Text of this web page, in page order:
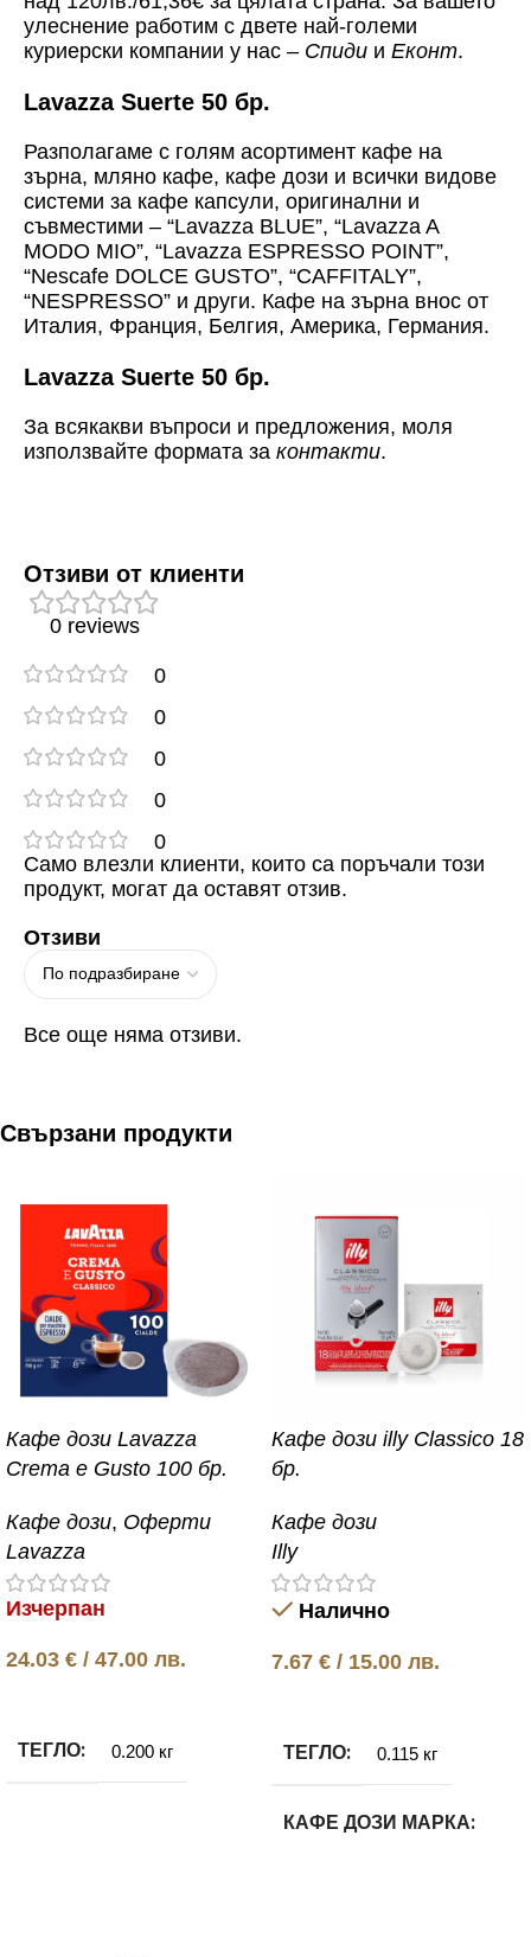
улеснение работим с двете най-големи
куриерски компании у нас – Спиди и Еконт.
Lavazza Suerte 50 бр.
Разполагаме с голям асортимент кафе на
зърна, мляно кафе, кафе дози и всички видове
системи за кафе капсули, оригинални и
съвместими – “Lavazza BLUE”, “Lavazza A
MODO MIO”, “Lavazza ESPRESSO POINT”,
“Nescafe DOLCE GUSTO”, “CAFFITALY”,
“NESPRESSO” и други. Кафе на зърна внос от
Италия, Франция, Белгия, Америка, Германия.
Lavazza Suerte 50 бр.
За всякакви въпроси и предложения, моля
използвайте формата за контакти.
Отзиви от клиенти
0 reviews
0
0
0
0
0
Отзиви
Все още няма отзиви.
Само влезли клиенти, които са поръчали този
продукт, могат да оставят отзив.
Свързани продукти
Кафе дози Lavazza
Crema e Gusto 100 бр.
Кафе дози, Оферти
Lavazza
Изчерпан
24.03 € / 47.00 лв.
ТЕГЛО 0.200 кг
Кафе дози illy Classico 18
бр.
Кафе дози
Illy
Налично
7.67 € / 15.00 лв.
ТЕГЛО 0.115 кг
КАФЕ ДОЗИ МАРКА